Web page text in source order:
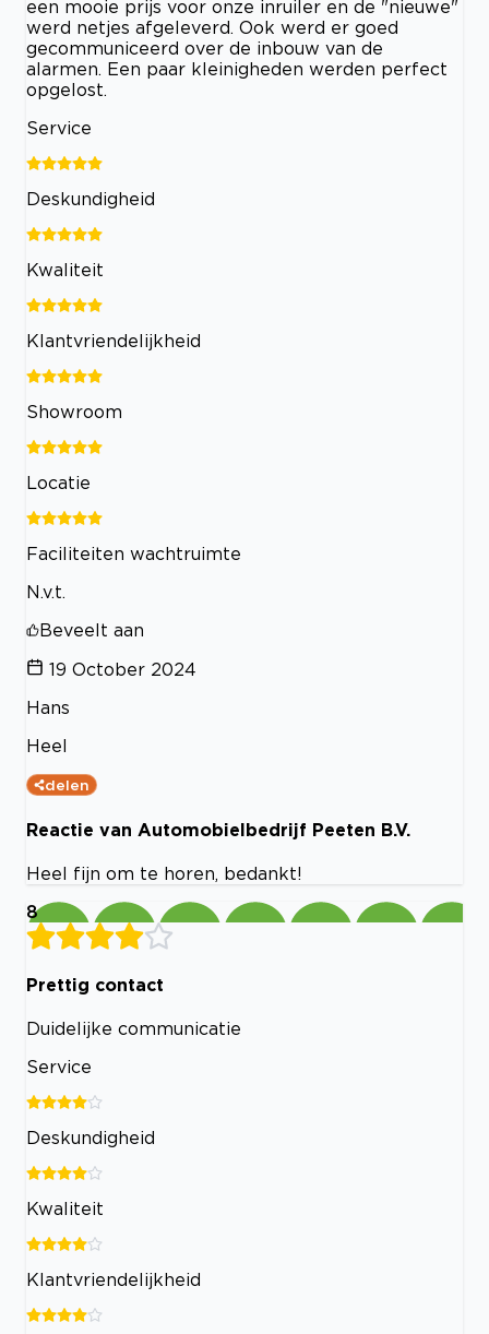
een mooie prijs voor onze inruiler en de "nieuwe"
werd netjes afgeleverd. Ook werd er goed
gecommuniceerd over de inbouw van de
alarmen. Een paar kleinigheden werden perfect
opgelost.
Service
Deskundigheid
Kwaliteit
Klantvriendelijkheid
Showroom
Locatie
Faciliteiten wachtruimte
N.v.t.
Beveelt aan
19 October 2024
Hans
Heel
delen
Reactie van Automobielbedrijf Peeten B.V.
Heel fijn om te horen, bedankt!
8
Prettig contact
Duidelijke communicatie
Service
Deskundigheid
Kwaliteit
Klantvriendelijkheid